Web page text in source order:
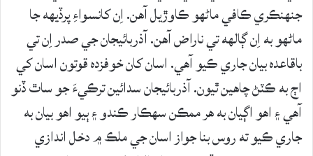
جنهنڪري ڪافي ماڻهو ڪاوڙيل آهن. اِن کانسواءِ پرڏيهه جا
ماڻهو به اِن ڳالهه تي ناراض آهن. آذربائيجان جي صدر اِن تي
باقاعده بيان جاري ڪيو آهي. اسان کان خوفزده قوتون اسان کي
اڄ به ڪٽڻ چاهين ٿيون. آذربائيجان سدائين ترڪيءَ جو ساٿ ڏنو
آهي ۽ اهو اڳيان به هر ممڪن سهڪار ڪندو ۽ ٻيو اهو بيان به
جاري ڪيو ته روس بنا جواز اسان جي ملڪ ۾ دخل اندازي